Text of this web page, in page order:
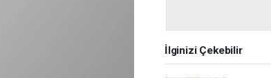
İlginizi Çekebilir